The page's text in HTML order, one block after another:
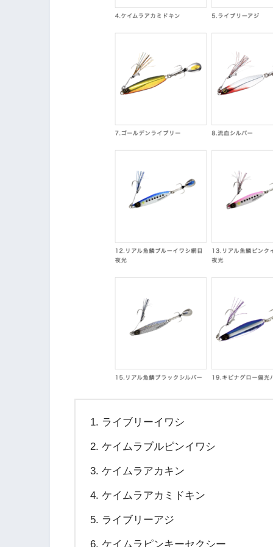
ライブリーイワシ
ケイムラブルピンイワシ
ケイムラアカキン
ケイムラアカミドキン
ライブリーアジ
ケイムラピンキーセクシー